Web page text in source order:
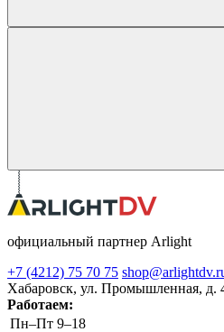
официальный партнер Arlight
+7 (4212) 75 70 75
Хабаровск, ул. Промышленная, д.
Работаем:
Пн–Пт 9–18